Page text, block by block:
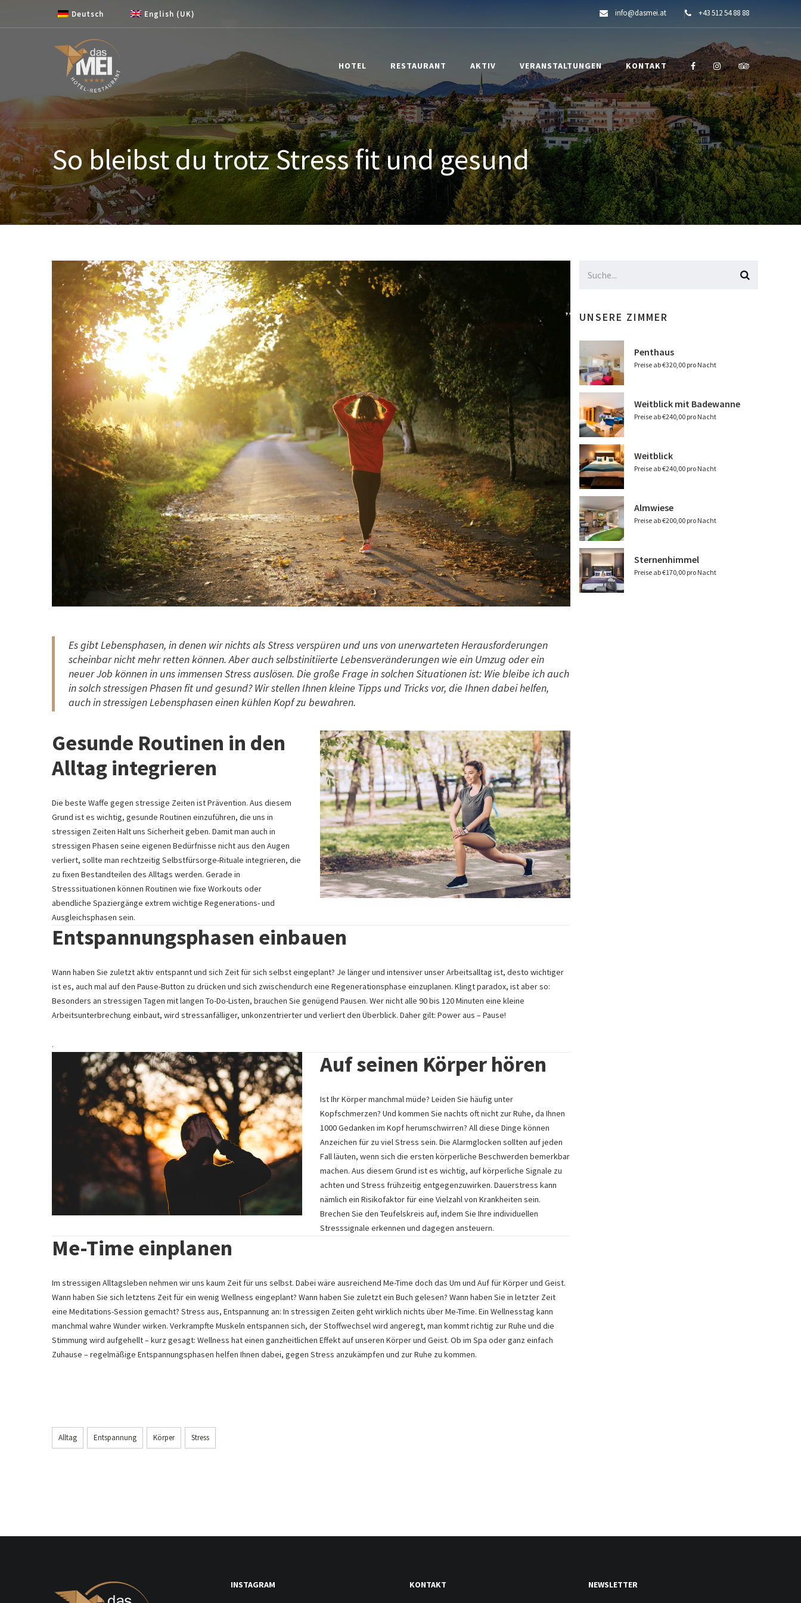
Deutsch English (UK) info@dasmei.at +43 512 54 88 88
HOTEL RESTAURANT AKTIV VERANSTALTUNGEN KONTAKT
So bleibst du trotz Stress fit und gesund
Es gibt Lebensphasen, in denen wir nichts als Stress verspüren und uns von unerwarteten Herausforderungen
scheinbar nicht mehr retten können. Aber auch selbstinitiierte Lebensveränderungen wie ein Umzug oder ein
neuer Job können in uns immensen Stress auslösen. Die große Frage in solchen Situationen ist: Wie bleibe ich auch
in solch stressigen Phasen fit und gesund? Wir stellen Ihnen kleine Tipps und Tricks vor, die Ihnen dabei helfen,
auch in stressigen Lebensphasen einen kühlen Kopf zu bewahren.
Gesunde Routinen in den
Alltag integrieren
Die beste Waffe gegen stressige Zeiten ist Prävention. Aus diesem
Grund ist es wichtig, gesunde Routinen einzuführen, die uns in
stressigen Zeiten Halt uns Sicherheit geben. Damit man auch in
stressigen Phasen seine eigenen Bedürfnisse nicht aus den Augen
verliert, sollte man rechtzeitig Selbstfürsorge-Rituale integrieren, die
zu fixen Bestandteilen des Alltags werden. Gerade in
Stresssituationen können Routinen wie fixe Workouts oder
abendliche Spaziergänge extrem wichtige Regenerations- und
Ausgleichsphasen sein.
Entspannungsphasen einbauen
Wann haben Sie zuletzt aktiv entspannt und sich Zeit für sich selbst eingeplant? Je länger und intensiver unser Arbeitsalltag ist, desto wichtiger
ist es, auch mal auf den Pause-Button zu drücken und sich zwischendurch eine Regenerationsphase einzuplanen. Klingt paradox, ist aber so:
Besonders an stressigen Tagen mit langen To-Do-Listen, brauchen Sie genügend Pausen. Wer nicht alle 90 bis 120 Minuten eine kleine
Arbeitsunterbrechung einbaut, wird stressanfälliger, unkonzentrierter und verliert den Überblick. Daher gilt: Power aus – Pause!
.
Auf seinen Körper hören
Ist Ihr Körper manchmal müde? Leiden Sie häufig unter
Kopfschmerzen? Und kommen Sie nachts oft nicht zur Ruhe, da Ihnen
1000 Gedanken im Kopf herumschwirren? All diese Dinge können
Anzeichen für zu viel Stress sein. Die Alarmglocken sollten auf jeden
Fall läuten, wenn sich die ersten körperliche Beschwerden bemerkbar
machen. Aus diesem Grund ist es wichtig, auf körperliche Signale zu
achten und Stress frühzeitig entgegenzuwirken. Dauerstress kann
nämlich ein Risikofaktor für eine Vielzahl von Krankheiten sein.
Brechen Sie den Teufelskreis auf, indem Sie Ihre individuellen
Stresssignale erkennen und dagegen ansteuern.
Me-Time einplanen
Im stressigen Alltagsleben nehmen wir uns kaum Zeit für uns selbst. Dabei wäre ausreichend Me-Time doch das Um und Auf für Körper und Geist.
Wann haben Sie sich letztens Zeit für ein wenig Wellness eingeplant? Wann haben Sie zuletzt ein Buch gelesen? Wann haben Sie in letzter Zeit
eine Meditations-Session gemacht? Stress aus, Entspannung an: In stressigen Zeiten geht wirklich nichts über Me-Time. Ein Wellnesstag kann
manchmal wahre Wunder wirken. Verkrampfte Muskeln entspannen sich, der Stoffwechsel wird angeregt, man kommt richtig zur Ruhe und die
Stimmung wird aufgehellt – kurz gesagt: Wellness hat einen ganzheitlichen Effekt auf unseren Körper und Geist. Ob im Spa oder ganz einfach
Zuhause – regelmäßige Entspannungsphasen helfen Ihnen dabei, gegen Stress anzukämpfen und zur Ruhe zu kommen.
Alltag Entspannung Körper Stress
UNSERE ZIMMER
Penthaus
Preise ab €320,00 pro Nacht
Weitblick mit Badewanne
Preise ab €240,00 pro Nacht
Weitblick
Preise ab €240,00 pro Nacht
Almwiese
Preise ab €200,00 pro Nacht
Sternenhimmel
Preise ab €170,00 pro Nacht
INSTAGRAM KONTAKT NEWSLETTER